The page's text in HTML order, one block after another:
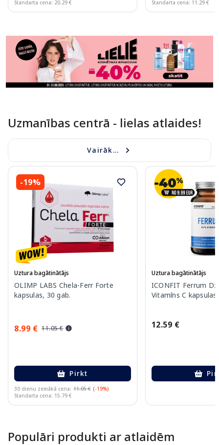
Standarta cena: 20.29 € Standarta cena: 11.29 €
Uzmanības centrā - lielas atlaides!
Vairāk...
-19%
Uztura bagātinātājs
OLIMP LABS Chela-Ferr Forte
kapsulas, 30 gab.
8.99 € 11.05 €
Pirkt
30 dienu zemākā cena: 11.05 € (-19%)
Standarta cena: 15.79 €
Uztura bagātinātājs
ICONFIT Ferrum
Vitamīns C
12.59 €
Populāri produkti ar atlaidēm